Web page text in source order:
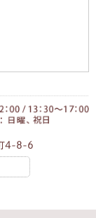
4-8-6